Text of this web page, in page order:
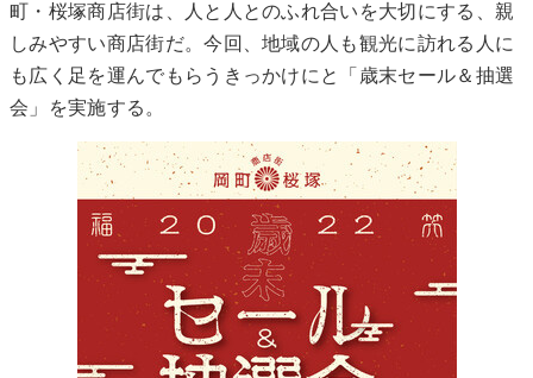
町・桜塚商店街は、人と人とのふれ合いを大切にする、親
しみやすい商店街だ。今回、地域の人も観光に訪れる人に
も広く足を運んでもらうきっかけにと「歳末セール＆抽選
会」を実施する。